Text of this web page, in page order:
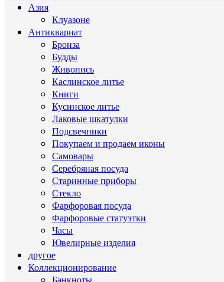
Азия
Клуазоне
Антиквариат
Бронза
Будды
Живопись
Каслинское литье
Книги
Кусинское литье
Лаковые шкатулки
Подсвечники
Покупаем и продаем иконы
Самовары
Серебряная посуда
Старинные приборы
Стекло
Фарфоровая посуда
Фарфоровые статуэтки
Часы
Ювелирные изделия
другое
Коллекционирование